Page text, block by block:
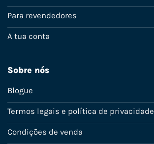
Para revendedores
A tua conta
Sobre nós
Blogue
Termos legais e política de privacidade
Condições de venda